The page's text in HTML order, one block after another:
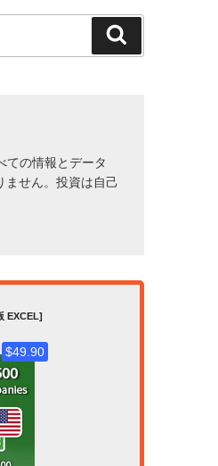
索
ての情報とデータ
ません。投資は自己
EXCEL]
$49.90